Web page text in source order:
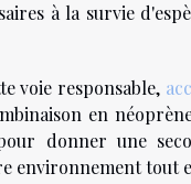
à la survie
voie responsable,
en
donner une
tout